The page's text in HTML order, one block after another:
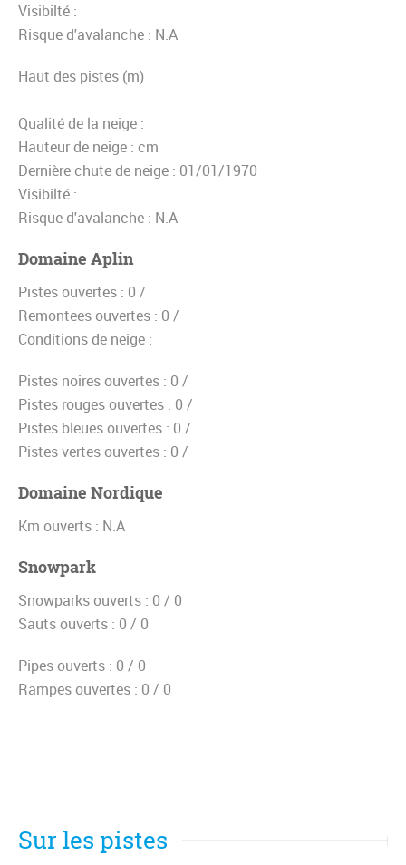
Visibilté :
Risque d'avalanche : N.A
Haut des pistes (m)
Qualité de la neige :
Hauteur de neige : cm
Dernière chute de neige : 01/01/1970
Visibilté :
Risque d'avalanche : N.A
Domaine Aplin
Pistes ouvertes : 0 /
Remontees ouvertes : 0 /
Conditions de neige :
Pistes noires ouvertes : 0 /
Pistes rouges ouvertes : 0 /
Pistes bleues ouvertes : 0 /
Pistes vertes ouvertes : 0 /
Domaine Nordique
Km ouverts : N.A
Snowpark
Snowparks ouverts : 0 / 0
Sauts ouverts : 0 / 0
Pipes ouverts : 0 / 0
Rampes ouvertes : 0 / 0
Sur les pistes